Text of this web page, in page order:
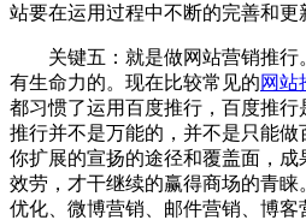
站要在运用过程中不断的完善和更
关键五：就是做网站营销推行
有生命力的。现在比较常见的网站
都习惯了运用百度推行，百度推
推行并不是万能的，并不是只能
你扩展的宣扬的途径和覆盖面，
效劳，才干继续的赢得商场的青
优化、微博营销、邮件营销、博客